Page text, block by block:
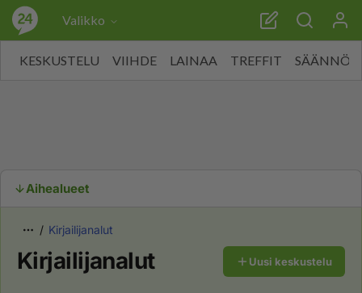
Valikko
KESKUSTELU VIIHDE LAINAA TREFFIT SÄÄNNÖT
Aihealueet
Kirjailijanalut
Kirjailijanalut Uusi keskustelu